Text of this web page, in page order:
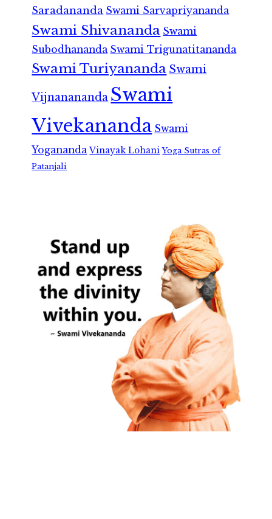
Saradananda Swami Sarvapriyananda
Swami Shivananda Swami
Subodhananda Swami Trigunatitananda
Swami Turiyananda Swami
Vijnanananda Swami
Vivekananda Swami
Yogananda Vinayak Lohani Yoga Sutras of
Patanjali